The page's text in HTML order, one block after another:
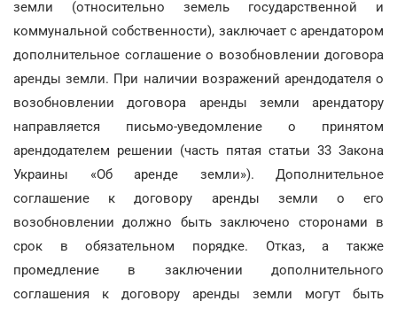
земли (относительно земель государственной и
коммунальной собственности), заключает с арендатором
дополнительное соглашение о возобновлении договора
аренды земли. При наличии возражений арендодателя о
возобновлении договора аренды земли арендатору
направляется письмо-уведомление о принятом
арендодателем решении (часть пятая статьи 33 Закона
Украины «Об аренде земли»). Дополнительное
соглашение к договору аренды земли о его
возобновлении должно быть заключено сторонами в
срок в обязательном порядке. Отказ, а также
промедление в заключении дополнительного
соглашения к договору аренды земли могут быть